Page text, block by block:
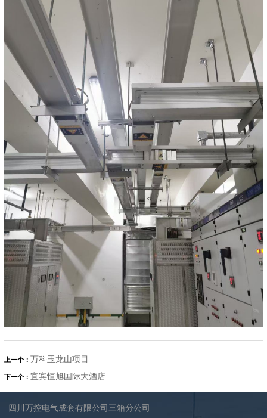
上一个： 万科玉龙山项目
下一个： 宜宾恒旭国际大酒店
四川万控电气成套有限公司三箱分公司